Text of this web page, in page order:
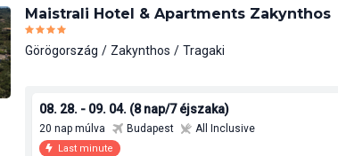
Maistrali Hotel & Apartments Zakynthos
Görögország Zakynthos Tragaki
08. 28. - 09. 04. (8 nap/7 éjszaka)
20 nap múlva Budapest All Inclusive
Last minute